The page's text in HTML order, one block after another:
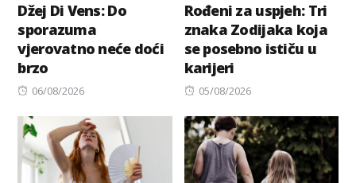
Džej Di Vens: Do
sporazuma
vjerovatno neće doći
brzo
Posted
06/08/2026
Rođeni za uspjeh: Tri
znaka Zodijaka koja
se posebno ističu u
karijeri
Posted
05/08/2026